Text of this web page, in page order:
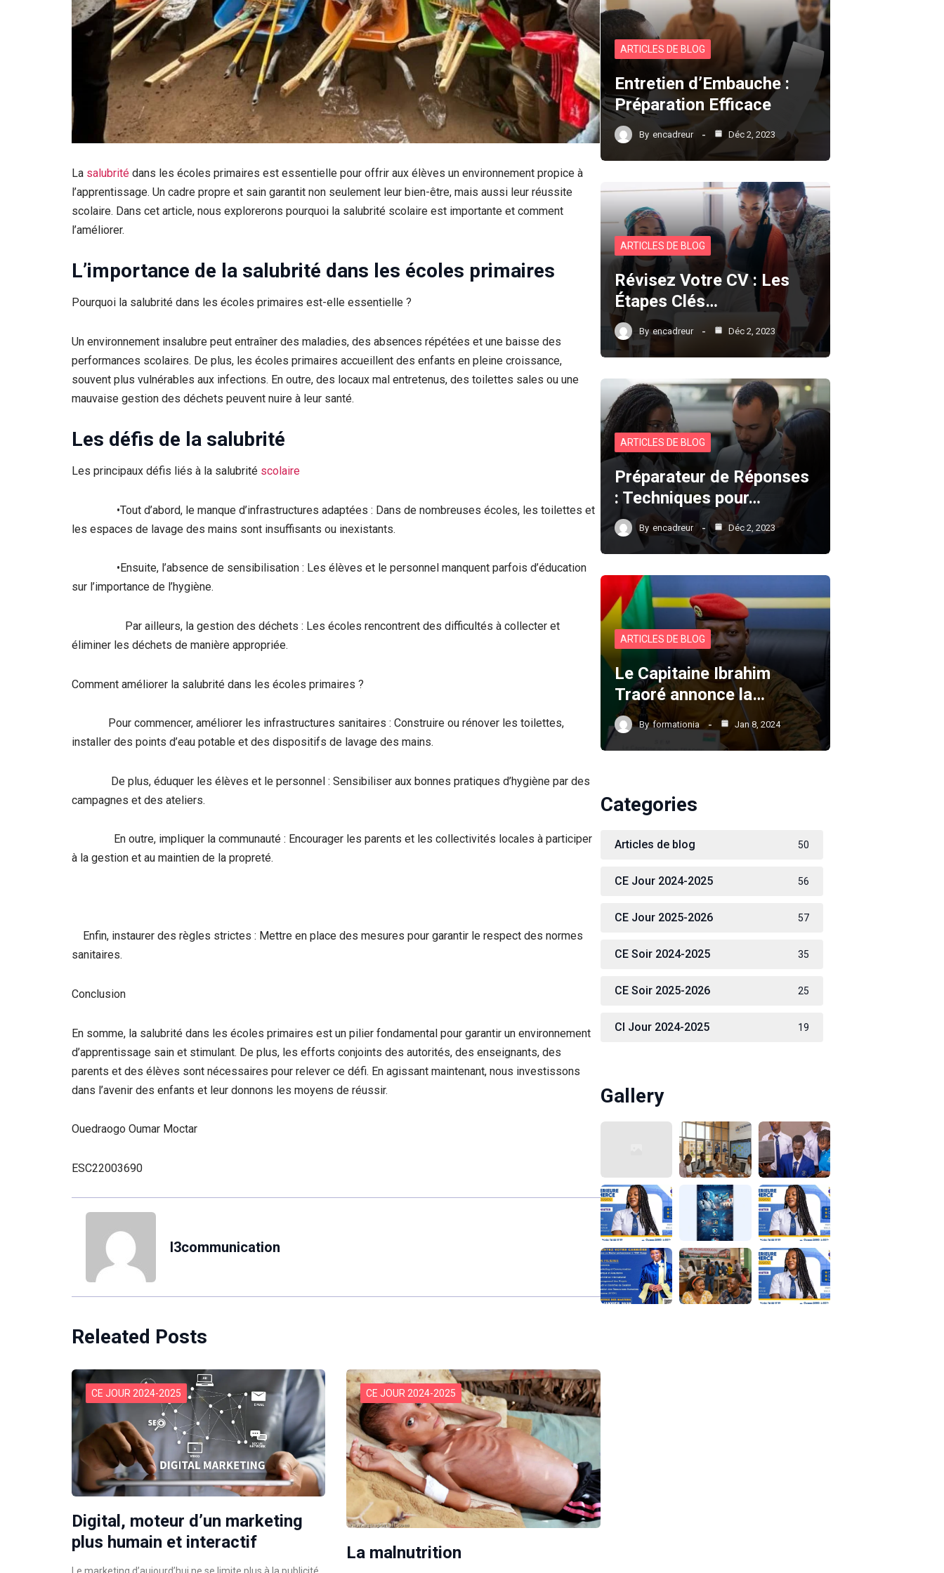
La salubrité dans les écoles primaires est essentielle pour offrir aux élèves un environnement propice à
l’apprentissage. Un cadre propre et sain garantit non seulement leur bien-être, mais aussi leur réussite
scolaire. Dans cet article, nous explorerons pourquoi la salubrité scolaire est importante et comment
l’améliorer.
L’importance de la salubrité dans les écoles primaires
Pourquoi la salubrité dans les écoles primaires est-elle essentielle ?
Un environnement insalubre peut entraîner des maladies, des absences répétées et une baisse des
performances scolaires. De plus, les écoles primaires accueillent des enfants en pleine croissance,
souvent plus vulnérables aux infections. En outre, des locaux mal entretenus, des toilettes sales ou une
mauvaise gestion des déchets peuvent nuire à leur santé.
Les défis de la salubrité
Les principaux défis liés à la salubrité scolaire
•Tout d’abord, le manque d’infrastructures adaptées : Dans de nombreuses écoles, les toilettes et
les espaces de lavage des mains sont insuffisants ou inexistants.
•Ensuite, l’absence de sensibilisation : Les élèves et le personnel manquent parfois d’éducation
sur l’importance de l’hygiène.
Par ailleurs, la gestion des déchets : Les écoles rencontrent des difficultés à collecter et
éliminer les déchets de manière appropriée.
Comment améliorer la salubrité dans les écoles primaires ?
Pour commencer, améliorer les infrastructures sanitaires : Construire ou rénover les toilettes,
installer des points d’eau potable et des dispositifs de lavage des mains.
De plus, éduquer les élèves et le personnel : Sensibiliser aux bonnes pratiques d’hygiène par des
campagnes et des ateliers.
En outre, impliquer la communauté : Encourager les parents et les collectivités locales à participer
à la gestion et au maintien de la propreté.
Enfin, instaurer des règles strictes : Mettre en place des mesures pour garantir le respect des normes
sanitaires.
Conclusion
En somme, la salubrité dans les écoles primaires est un pilier fondamental pour garantir un environnement
d’apprentissage sain et stimulant. De plus, les efforts conjoints des autorités, des enseignants, des
parents et des élèves sont nécessaires pour relever ce défi. En agissant maintenant, nous investissons
dans l’avenir des enfants et leur donnons les moyens de réussir.
Ouedraogo Oumar Moctar
ESC22003690
l3communication
Releated Posts
CE JOUR 2024-2025
Digital, moteur d’un marketing
plus humain et interactif
CE JOUR 2024-2025
La malnutrition
ARTICLES DE BLOG
Entretien d’Embauche :
Préparation Efficace
By encadreur Déc 2, 2023
ARTICLES DE BLOG
Révisez Votre CV : Les
Étapes Clés…
By encadreur Déc 2, 2023
ARTICLES DE BLOG
Préparateur de Réponses
: Techniques pour…
By encadreur Déc 2, 2023
ARTICLES DE BLOG
Le Capitaine Ibrahim
Traoré annonce la…
By formationia Jan 8, 2024
Categories
Articles de blog 50
CE Jour 2024-2025 56
CE Jour 2025-2026 57
CE Soir 2024-2025 35
CE Soir 2025-2026 25
CI Jour 2024-2025 19
Gallery